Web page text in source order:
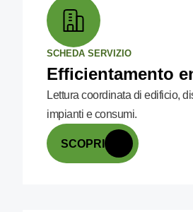
SCHEDA SERVIZIO
Efficientamento
Lettura coordinata di edificio,
impianti e consumi.
SCOPRI